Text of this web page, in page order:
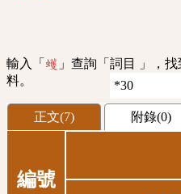
輸入「 蠖 」查詢「詞目 」，
料。
正文(7) 附錄(0)
編號